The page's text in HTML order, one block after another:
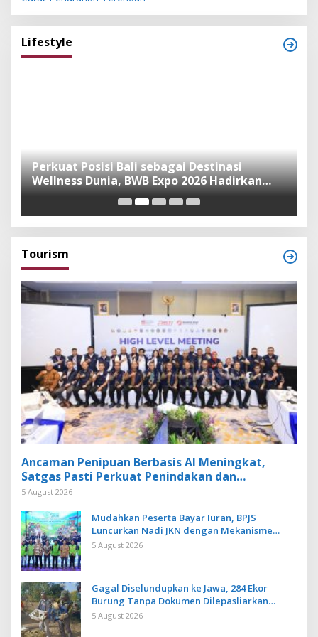
Lifestyle
Perkuat Posisi Bali sebagai Destinasi
Wellness Dunia, BWB Expo 2026 Hadirkan
Exhibitor Nasional dan Global
Tourism
Ancaman Penipuan Berbasis AI Meningkat,
Satgas Pasti Perkuat Penindakan dan
Pengembangan Aplikasi Anti Penipuan
5 August 2026
Mudahkan Peserta Bayar Iuran, BPJS
Luncurkan Nadi JKN dengan Mekanisme
Menabung
5 August 2026
Gagal Diselundupkan ke Jawa, 284 Ekor
Burung Tanpa Dokumen Dilepasliarkan
Cegah Ancaman Penyakit
5 August 2026